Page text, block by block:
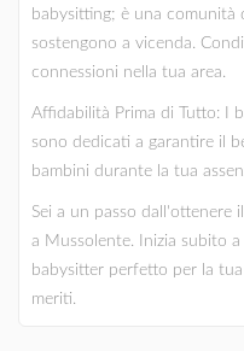
babysitting; è una comunità
sostengono a vicenda.
connessioni nella tua area.
Affidabilità Prima di Tutto: I
sono dedicati a garantire il
bambini durante la tua
Sei a un passo
a Mussolente. Inizia subito
babysitter perfetto per la
meriti.